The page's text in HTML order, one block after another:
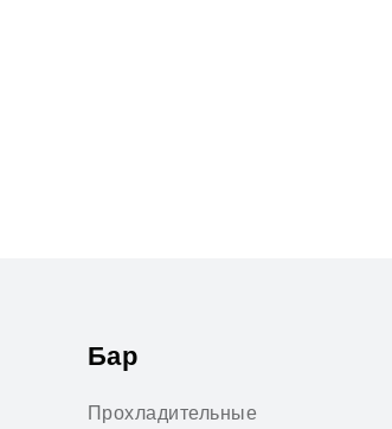
Бар
Прохладительные